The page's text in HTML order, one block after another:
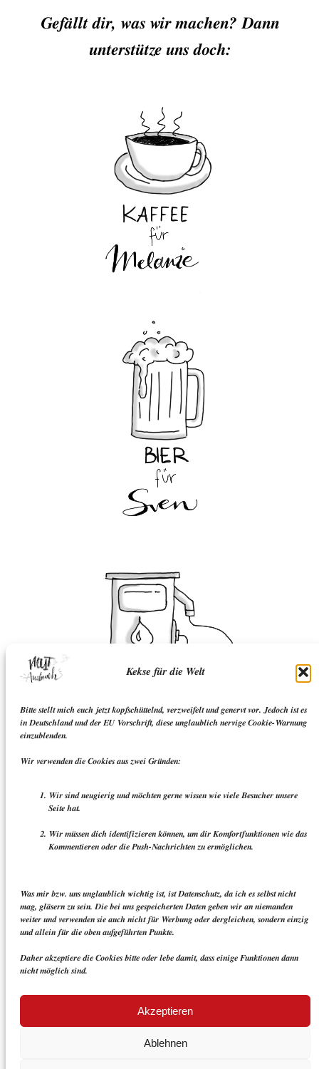
Kekse für die Welt
Bitte stellt mich euch jetzt kopfschüttelnd, verzweifelt und genervt vor. Jedoch ist es
in Deutschland und der EU Vorschrift, diese unglaublich nervige Cookie-Warnung
einzublenden.
Wir verwenden die Cookies aus zwei Gründen:
Wir sind neugierig und möchten gerne wissen wie viele Besucher unsere
Seite hat.
Wir müssen dich identifizieren können, um dir Komfortfunktionen wie das
Kommentieren oder die Push-Nachrichten zu ermöglichen.
Was mir bzw. uns unglaublich wichtig ist, ist Datenschutz, da ich es selbst nicht
mag, gläsern zu sein. Die bei uns gespeicherten Daten geben wir an niemanden
weiter und verwenden sie auch nicht für Werbung oder dergleichen, sondern einzig
und allein für die oben aufgeführten Punkte.
Daher akzeptiere die Cookies bitte oder lebe damit, dass einige Funktionen dann
nicht möglich sind.
Akzeptieren
Ablehnen
Gefällt dir, was wir machen? Dann
unterstütze uns doch: